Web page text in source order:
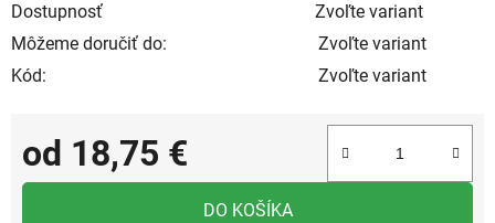
Dostupnosť
Zvoľte variant
Môžeme doručiť do:
Zvoľte variant
Kód:
Zvoľte variant
od 18,75 €
Jednotková cena:
DO KOŠÍKA